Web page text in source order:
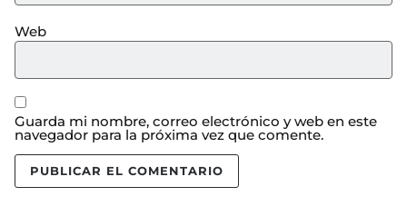
Web
Guarda mi nombre, correo electrónico y web en este
navegador para la próxima vez que comente.